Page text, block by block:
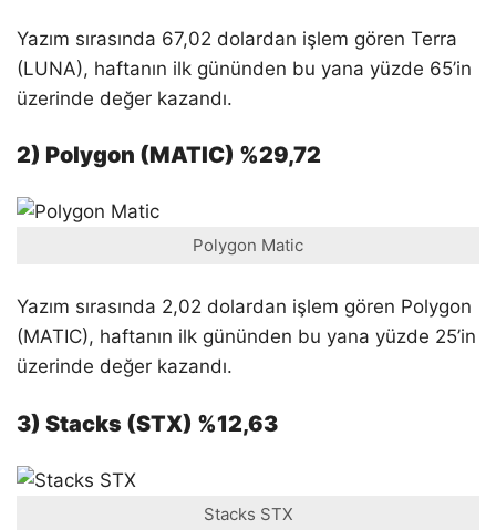
Yazım sırasında 67,02 dolardan işlem gören Terra
(LUNA), haftanın ilk gününden bu yana yüzde 65’in
üzerinde değer kazandı.
2) Polygon (MATIC) %29,72
Polygon Matic
Yazım sırasında 2,02 dolardan işlem gören Polygon
(MATIC), haftanın ilk gününden bu yana yüzde 25’in
üzerinde değer kazandı.
3) Stacks (STX) %12,63
Stacks STX